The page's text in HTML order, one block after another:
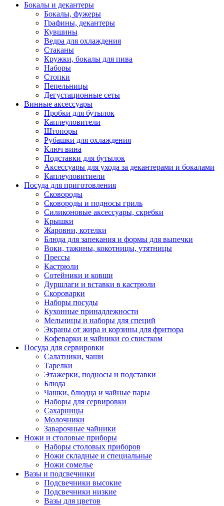
Бокалы и декантеры
Бокалы, фужеры
Графины, декантеры
Кувшины
Ведра для охлаждения
Стаканы
Кружки, бокалы для пива
Наборы
Стопки
Пепельницы
Дегустационные сеты
Винные аксессуары
Пробки для бутылок
Каплеуловители
Штопоры
Рубашки для охлаждения
Ключ вина
Подставки для бутылок
Аксессуары для ухода за декантерами и бокалами
Каплеуловитиели
Посуда для приготовления
Сковороды
Сковороды и подносы гриль
Силиконовые аксессуары, скребки
Крышки
Жаровни, котелки
Блюда для запекания и формы для выпечки
Воки, тажины, кокотницы, утятницы
Прессы
Кастрюли
Сотейники и ковши
Дуршлаги и вставки в кастрюли
Скороварки
Наборы посуды
Кухонные принадлежности
Мельницы и наборы для специй
Экраны от жира и корзины для фритюра
Кофеварки и чайники со свистком
Посуда для сервировки
Салатники, чаши
Тарелки
Этажерки, подносы и подставки
Блюда
Чашки, блюдца и чайные пары
Наборы для сервировки
Сахарницы
Молочники
Заварочные чайники
Ножи и столовые приборы
Наборы столовых приборов
Ножи складные и специальные
Ножи сомелье
Вазы и подсвечники
Подсвечники высокие
Подсвечники низкие
Вазы для цветов